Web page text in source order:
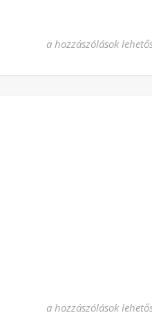
B.Rinaldi Fülöp
a hozzászólások
köznap bejegyzéshez
a hozzászólások